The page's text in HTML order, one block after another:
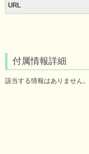
URL
付属情報詳細
該当する情報はありません。